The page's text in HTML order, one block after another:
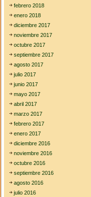
febrero 2018
enero 2018
diciembre 2017
noviembre 2017
octubre 2017
septiembre 2017
agosto 2017
julio 2017
junio 2017
mayo 2017
abril 2017
marzo 2017
febrero 2017
enero 2017
diciembre 2016
noviembre 2016
octubre 2016
septiembre 2016
agosto 2016
julio 2016